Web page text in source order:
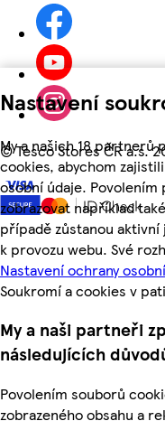
Nastavení
My a našich 18 partnerů
cookies, abychom
osobní údaje.
zobrazovat například
případě zůstanou
k provozu webu. Své
Nastavení ochrany
Soukromí a cookies v
My a naši partneři
následujících
Povolením souborů
zobrazeného obsahu a
©Tesco Stores ČR a.s.